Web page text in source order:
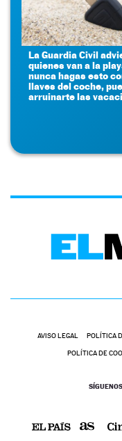
La Guardia Civil
quienes van a la
nunca hagas esto
llaves del coche,
arruinarte las
AVISO LEGAL POLÍTICA
POLÍTICA DE